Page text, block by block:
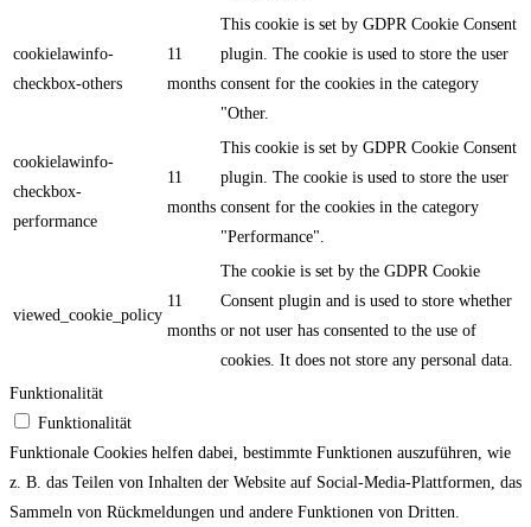
cookielawinfo-
checkbox-others
11
months
This cookie is set by GDPR Cookie Consent
plugin. The cookie is used to store the user
consent for the cookies in the category
"Other.
cookielawinfo-
checkbox-
performance
11
months
This cookie is set by GDPR Cookie Consent
plugin. The cookie is used to store the user
consent for the cookies in the category
"Performance".
viewed_cookie_policy
11
months
The cookie is set by the GDPR Cookie
Consent plugin and is used to store whether
or not user has consented to the use of
cookies. It does not store any personal data.
Funktionalität
Funktionalität
Funktionale Cookies helfen dabei, bestimmte Funktionen auszuführen, wie
z. B. das Teilen von Inhalten der Website auf Social-Media-Plattformen, das
Sammeln von Rückmeldungen und andere Funktionen von Dritten.